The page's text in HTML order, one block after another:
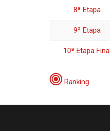
8ª Etapa
9ª Etapa
10ª Etapa Final
Ranking